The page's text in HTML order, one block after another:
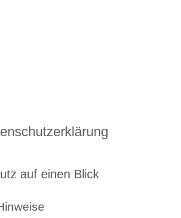
auf einen Blick